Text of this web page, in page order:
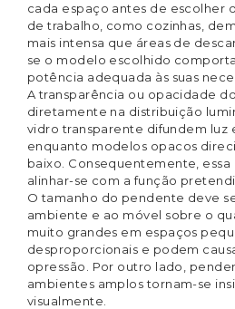
cada espaço antes de escolher
de trabalho, como cozinhas,
mais intensa que áreas de
se o modelo escolhido
potência adequada às suas
A transparência ou opacidade
diretamente na distribuição
vidro transparente difundem luz
enquanto modelos opacos
baixo. Consequentemente,
alinhar-se com a função
O tamanho do pendente deve
ambiente e ao móvel sobre o
muito grandes em espaços
desproporcionais e podem
opressão. Por outro lado,
ambientes amplos tornam-se
visualmente.